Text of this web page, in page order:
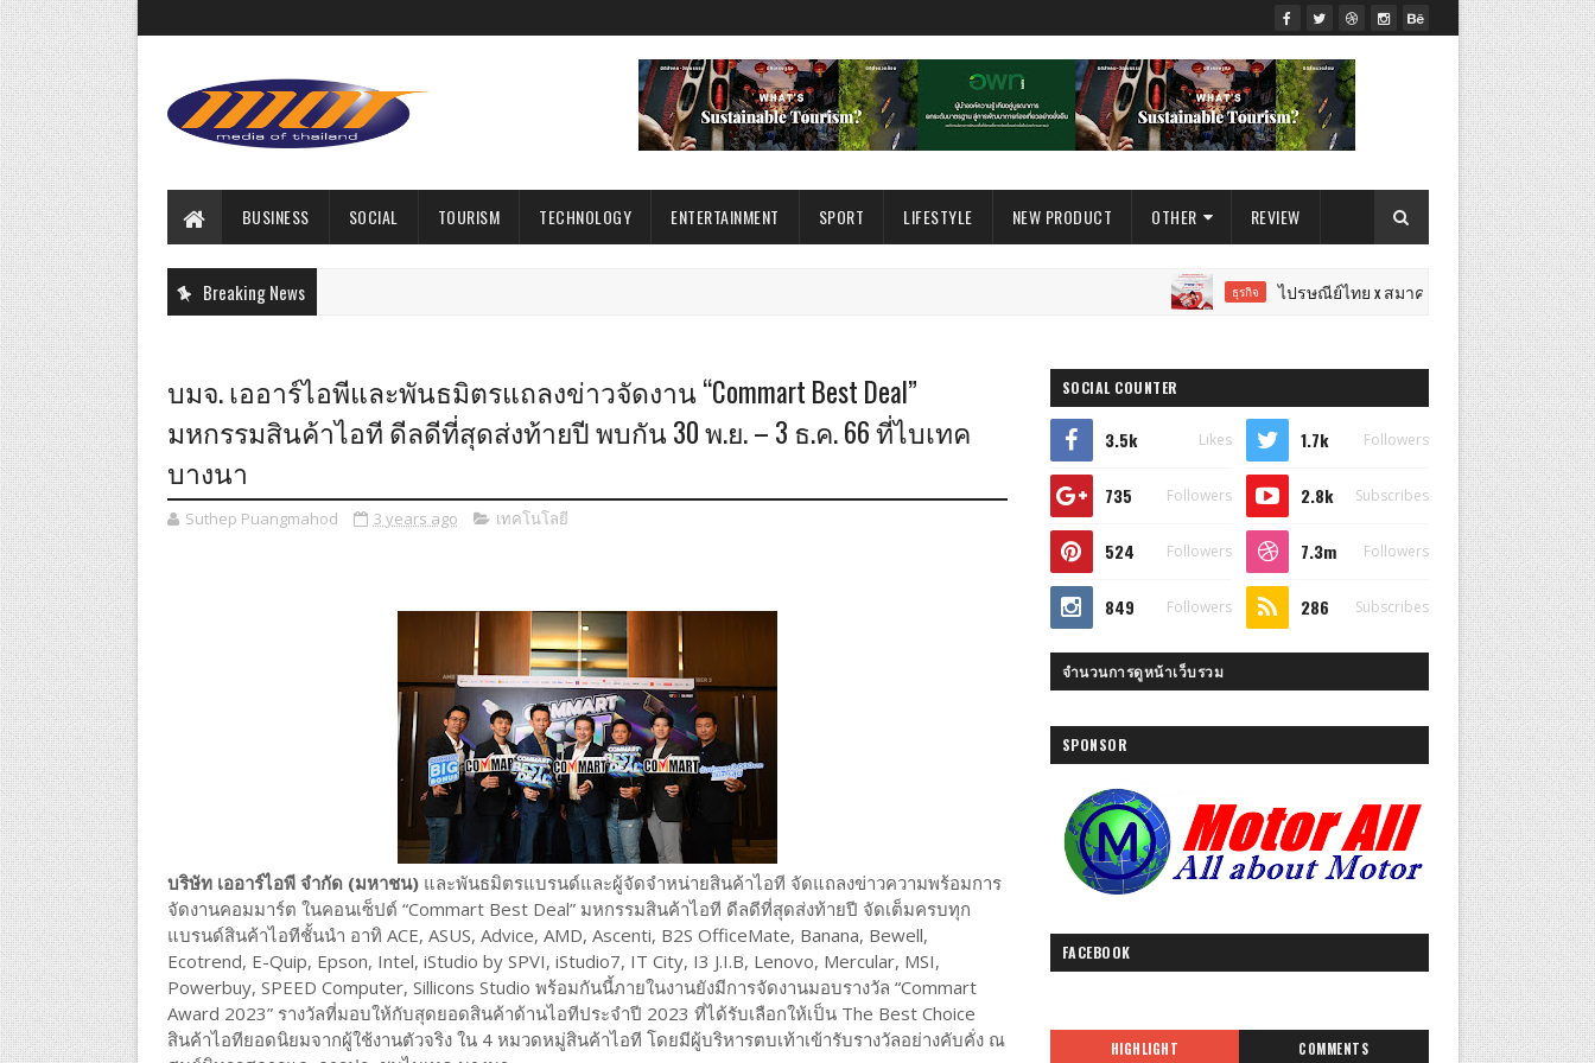
BUSINESS SOCIAL TOURISM TECHNOLOGY ENTERTAINMENT SPORT LIFESTYLE NEW PRODUCT OTHER REVIEW
Breaking News ธุรกิจ ไปรษณีย์ไทย x สมาคมการตลาดฯ เปิดเวทีแจ้งเกิดนักกา
บมจ. เออาร์ไอพีและพันธมิตรแถลงข่าวจัดงาน “Commart Best Deal”
มหกรรมสินค้าไอที ดีลดีที่สุดส่งท้ายปี พบกัน 30 พ.ย. – 3 ธ.ค. 66 ที่ไบเทค
บางนา
Suthep Puangmahod 3 years ago เทคโนโลยี
บริษัท เออาร์ไอพี จำกัด (มหาชน)และพันธมิตรแบรนด์และผู้จัดจำหน่ายสินค้าไอที จัดแถลงข่าวความพร้อมการ
จัดงานคอมมาร์ต ในคอนเซ็ปต์ “Commart Best Deal” มหกรรมสินค้าไอที ดีลดีที่สุดส่งท้ายปี จัดเต็มครบทุก
แบรนด์สินค้าไอทีชั้นนำ อาทิ ACE, ASUS, Advice, AMD, Ascenti, B2S OfficeMate, Banana, Bewell,
Ecotrend, E-Quip, Epson, Intel, iStudio by SPVI, iStudio7, IT City, I3 J.I.B, Lenovo, Mercular, MSI,
Powerbuy, SPEED Computer, Sillicons Studio พร้อมกันนี้ภายในงานยังมีการจัดงานมอบรางวัล “Commart
Award 2023” รางวัลที่มอบให้กับสุดยอดสินค้าด้านไอทีประจำปี 2023 ที่ได้รับเลือกให้เป็น The Best Choice
สินค้าไอทียอดนิยมจากผู้ใช้งานตัวจริง ใน 4 หมวดหมู่สินค้าไอที โดยมีผู้บริหารตบเท้าเข้ารับรางวัลอย่างคับคั่ง ณ
SOCIAL COUNTER
3.5k Likes 1.7k Followers
735 Followers 2.8k Subscribes
524 Followers 7.3m Followers
849 Followers 286 Subscribes
จำนวนการดูหน้าเว็บรวม
SPONSOR
FACEBOOK
HIGHLIGHT COMMENTS